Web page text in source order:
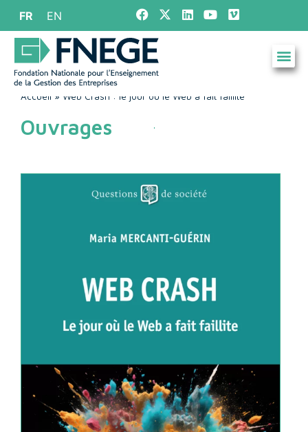
FR EN
Accueil » Web Crash : le jour où le Web a fait faillite
Ouvrages